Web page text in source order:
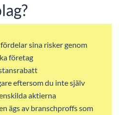
sina risker genom
företag
eftersom du inte själv
aktierna
ägs av branschproffs som